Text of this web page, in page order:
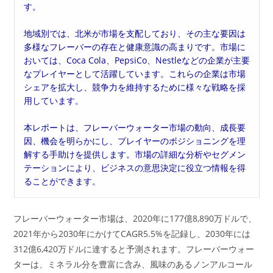
す。
地域別では、北米が市場を支配しており、その主な要因は
多様なフレーバーの存在と健康意識の高まりです。市場に
おいては、Coca Cola、PepsiCo、Nestleなどの企業が主要
なプレイヤーとして活躍しています。これらの企業は市場
シェアを拡大し、競争力を維持するために様々な戦略を採
用しています。
本レポートは、フレーバーウォーター市場の動向、成長要
因、機会を明らかにし、プレイヤーのポジショニングを理
解する手助けを提供します。市場の詳細な分析やセグメン
テーションにより、ビジネスの意思決定に役立つ情報を得
ることができます。
フレーバーウォーター市場は、2020年に177億8,890万ドルで、
2021年から2030年にかけてCAGR5.5%を記録し、2030年には
312億6,420万ドルに達すると予測されます。フレーバーウォー
ターは、ミネラル分を豊富に含み、風味のあるノンアルコール